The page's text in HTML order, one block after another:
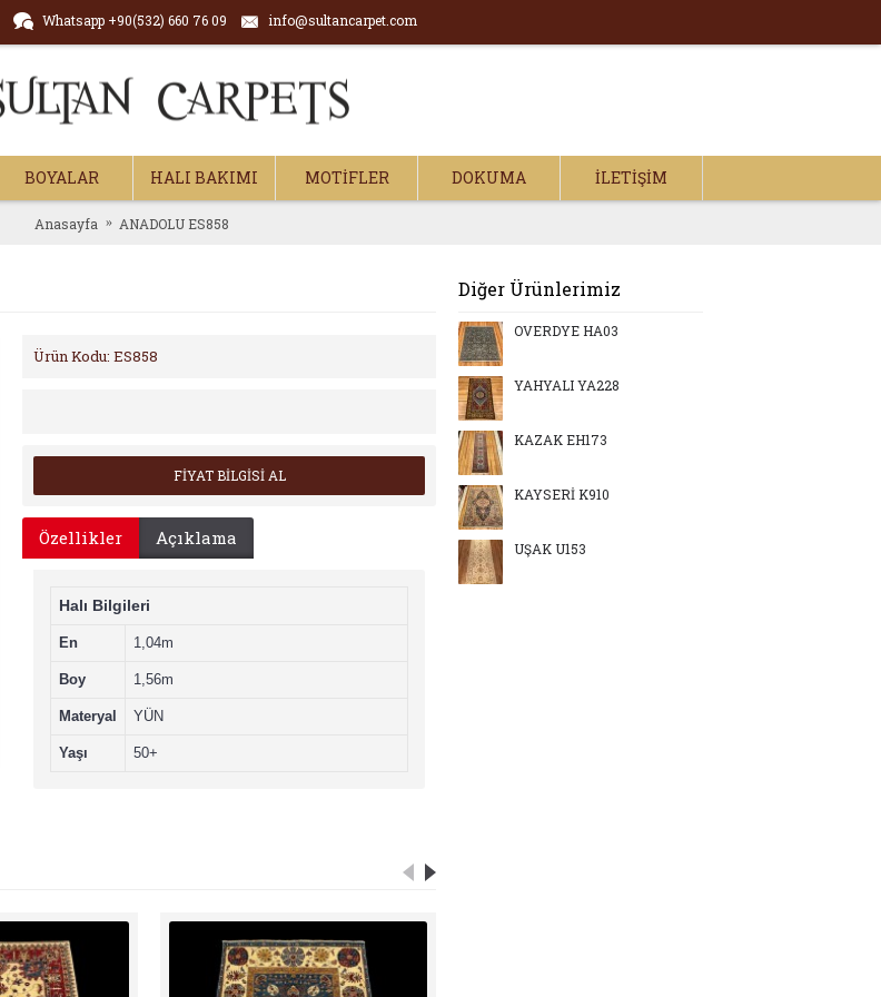
Whatsapp +90(532) 660 76 09 info@sultancarpet.com
BOYALAR HALI BAKIMI MOTİFLER DOKUMA İLETIŞIM
Anasayfa ANADOLU ES858
Diğer Ürünlerimiz
OVERDYE HA03
YAHYALI YA228
KAZAK EH173
KAYSERİ K910
UŞAK U153
Ürün Kodu: ES858
FİYAT BİLGİSİ AL
Özellikler Açıklama
Halı Bilgileri
En 1,04m
Boy 1,56m
Materyal YÜN
Yaşı 50+